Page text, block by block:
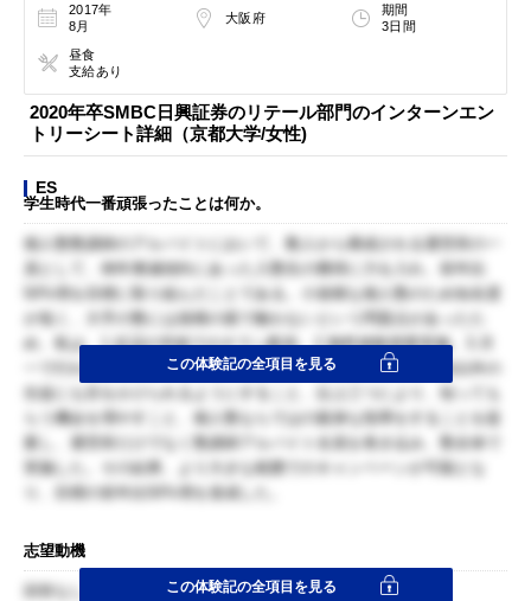
2017年
8月
大阪府
期間
3日間
昼食
支給あり
2020年卒SMBC日興証券のリテール部門のインターンエン
トリーシート詳細（京都大学/女性)
ES
学生時代一番頑張ったことは何か。
個人塾塾講師のアルバイトにおいて、数人から構成される運営班の一
員として、例年漸減傾向にあった入塾生の獲得に力を入れ、前年比
50%増を目標に取り組んだことである。小規模な個人塾のため知名度
が低く、大手の塾には規模の面で敵わないという問題点があったた
め、私は、1.近辺の学校でのチラシ配布、2.無料体験授業実施、3.月
一で行われる勉強会で全生徒の周知を図り全講師が自分の担当以外の
生徒にも目をかけられるようにすること、以上三つにより、知っても
らう機会を増やすこと、個人塾ならではの親身な指導をすることを提
案し、運営班だけでなく塾講師アルバイト全員を巻き込み、塾全体で
実施した。その結果、より大きな範囲でのキャンペーンが可能とな
り、目標の前年比50%増を達成した。
この体験記の全項目を見る
志望動機
回答なし この体験記の全項目を見る